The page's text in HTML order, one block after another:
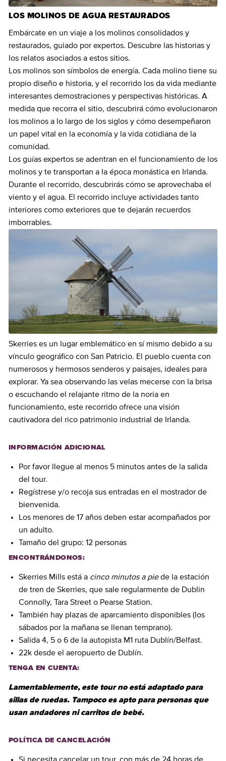
LOS MOLINOS DE AGUA RESTAURADOS
Embárcate en un viaje a los molinos consolidados y
restaurados, guiado por expertos. Descubre las historias y
los relatos asociados a estos sitios.
Los molinos son símbolos de energía. Cada molino tiene su
propio diseño e historia, y el recorrido los da vida mediante
interesantes demostraciones y perspectivas históricas. A
medida que recorra el sitio, descubrirá cómo evolucionaron
los molinos a lo largo de los siglos y cómo desempeñaron
un papel vital en la economía y la vida cotidiana de la
comunidad.
Los guías expertos se adentran en el funcionamiento de los
molinos y te transportan a la época monástica en Irlanda.
Durante el recorrido, descubrirás cómo se aprovechaba el
viento y el agua. El recorrido incluye actividades tanto
interiores como exteriores que te dejarán recuerdos
imborrables.
Skerries es un lugar emblemático en sí mismo debido a su
vínculo geográfico con San Patricio. El pueblo cuenta con
numerosos y hermosos senderos y paisajes, ideales para
explorar. Ya sea observando las velas mecerse con la brisa
o escuchando el relajante ritmo de la noria en
funcionamiento, este recorrido ofrece una visión
cautivadora del rico patrimonio industrial de Irlanda.
INFORMACIÓN ADICIONAL
Por favor llegue al menos 5 minutos antes de la salida
del tour.
Regístrese y/o recoja sus entradas en el mostrador de
bienvenida.
Los menores de 17 años deben estar acompañados por
un adulto.
Tamaño del grupo: 12 personas
ENCONTRÁNDONOS:
Skerries Mills está a cinco minutos a piede la estación
de tren de Skerries, que sale regularmente de Dublin
Connolly, Tara Street o Pearse Station.
También hay plazas de aparcamiento disponibles (los
sábados por la mañana se llenan temprano).
Salida 4, 5 o 6 de la autopista M1 ruta Dublín/Belfast.
22k desde el aeropuerto de Dublín.
TENGA EN CUENTA:
Lamentablemente, este tour no está adaptado para
sillas de ruedas. Tampoco es apto para personas que
usan andadores ni carritos de bebé.
POLÍTICA DE CANCELACIÓN